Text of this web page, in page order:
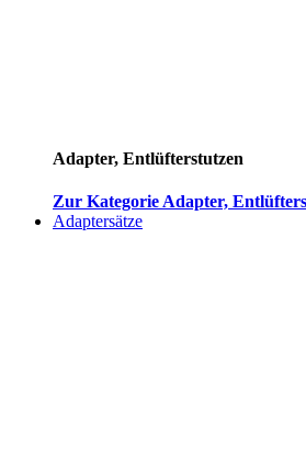
Adapter, Entlüfterstutzen
Zur Kategorie Adapter,
Adaptersätze